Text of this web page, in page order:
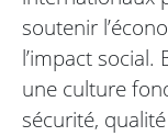
soutenir
l’impact social.
une culture
sécurité,